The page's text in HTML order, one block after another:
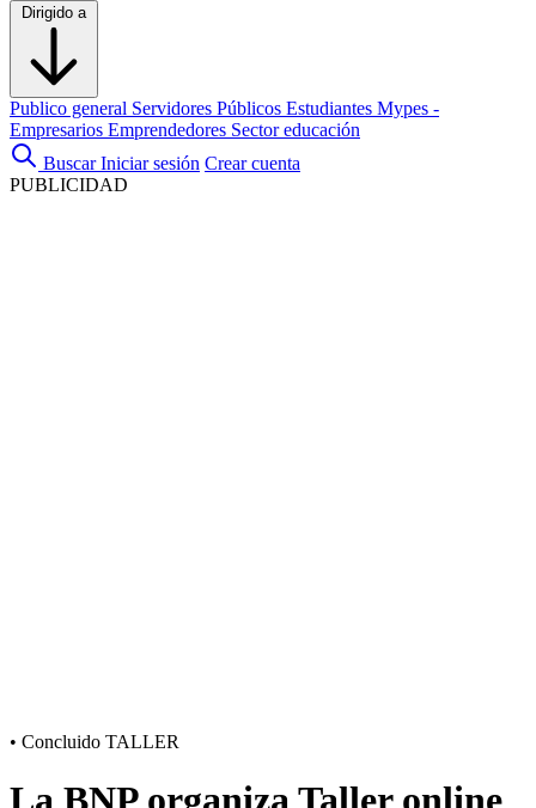
Dirigido a
Publico general Servidores Públicos Estudiantes Mypes -
Empresarios Emprendedores Sector educación
Buscar Iniciar sesión Crear cuenta
PUBLICIDAD
• Concluido TALLER